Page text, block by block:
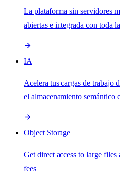
La plataforma sin servidores
abiertas e integrada con toda
IA
Acelera tus cargas de trabajo
el almacenamiento semántico
Object Storage
Get direct access to large files
fees